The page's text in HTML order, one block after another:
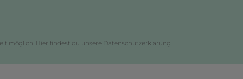
möglich. Hier findest du unsere Datenschutzerklärung.